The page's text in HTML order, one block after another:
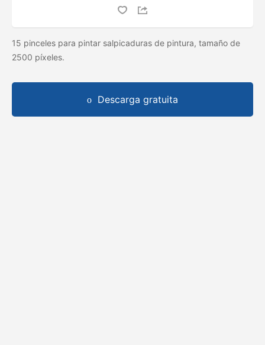
15 pinceles para pintar salpicaduras de pintura, tamaño de
2500 píxeles.
Descarga gratuita